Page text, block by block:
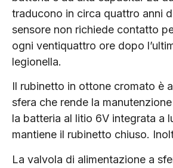
traducono in circa quattro anni
sensore non richiede contatto
ogni ventiquattro ore dopo
legionella.
Il rubinetto in ottone cromato è
sfera che rende la
la batteria al litio 6V integrata a
mantiene il rubinetto chiuso.
La valvola di alimentazione a